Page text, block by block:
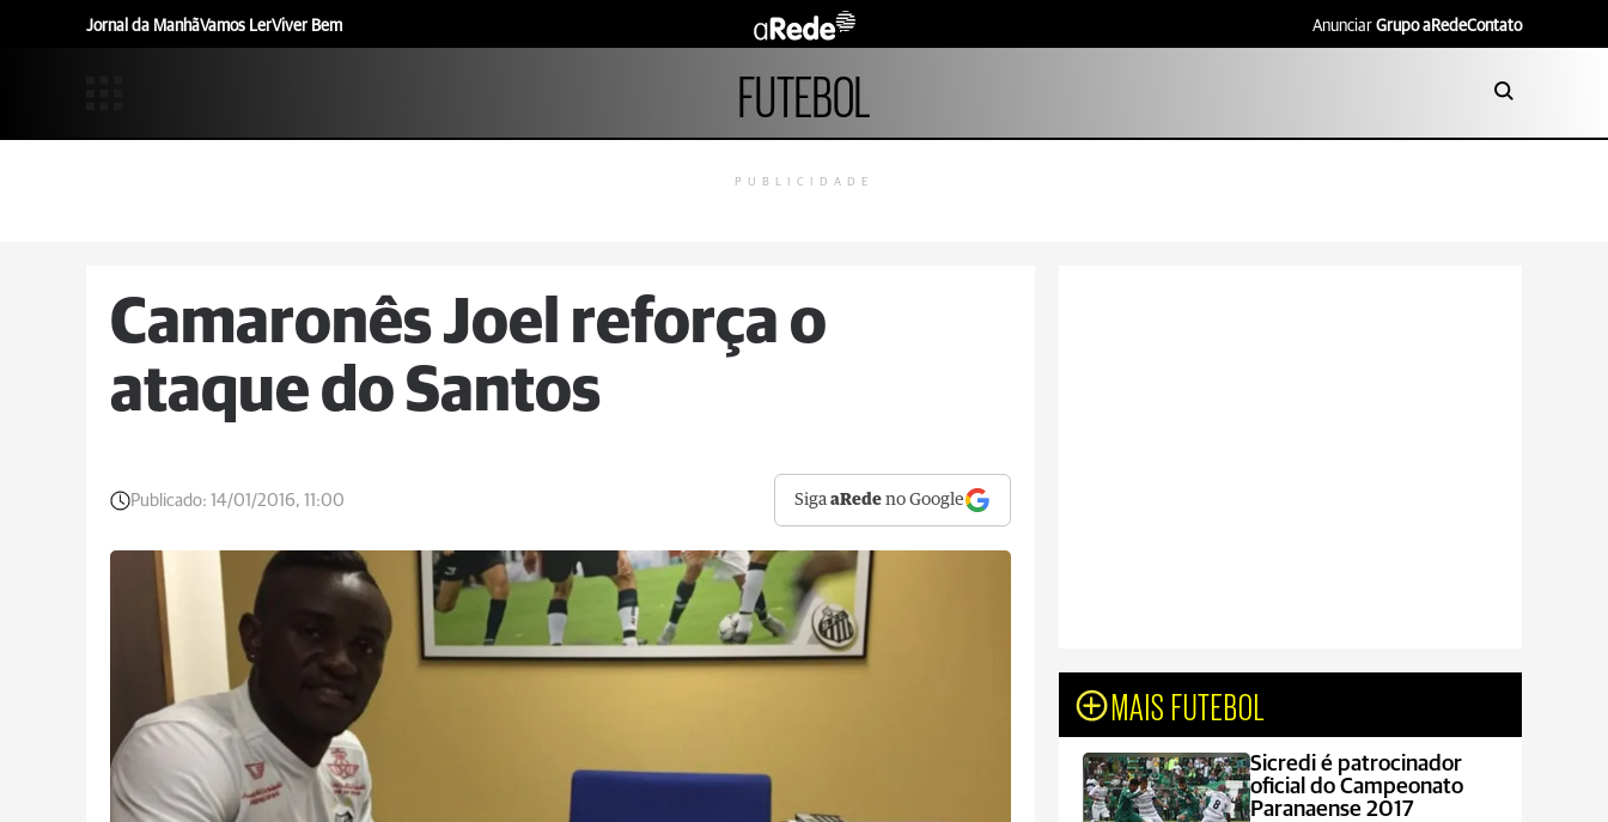
Jornal da ManhãVamos LerViver Bem Anunciar Grupo aRedeContato
FUTEBOL
PUBLICIDADE
Camaronês Joel reforça o
ataque do Santos
Publicado: 14/01/2016, 11:00 SigaaRede no Google
MAIS FUTEBOL
Sicredi é patrocinador
oficial do Campeonato
Paranaense 2017